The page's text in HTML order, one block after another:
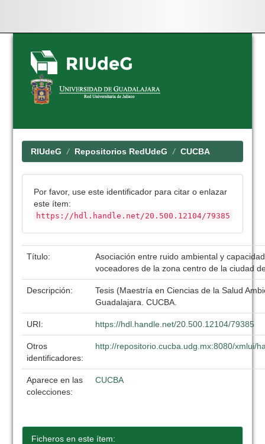
Skip
navigation
RIUdeG Repositorios RedUdeG CUCBA
Por favor, use este identificador para citar o enlazar
este ítem:
https://hdl.handle.net/20.500.12104/79385
Título:
Asociación entre ruido ambiental y
voceadores de la zona centro de la ciudad
Descripción:
Tesis (Maestría en Ciencias de la Salud
Guadalajara. CUCBA.
URI: https://hdl.handle.net/20.500.12104/79385
Otros
identificadores:
http://repositorio.cucba.udg.mx:8080/xmlui/
Aparece en las
colecciones:
CUCBA
Ficheros en este ítem: